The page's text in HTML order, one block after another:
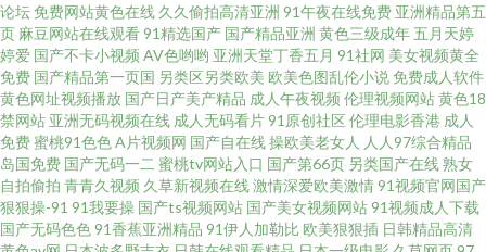
夜夜操 超碰碰人人操 欧美桃色网 91福利在线观看 韩国aa在线播放 东京热AV
综合网 www欧美日 欧美下一篇28P 91破解网官网 九九伊人av 中日韩三级片
国产天天操天天爽 五月天综合网 超碰性爱 欧美性爱一二三区 91青青艹 后入
美女的网站 五月停停影院 国产日日爱 无码专区天天干 大香蕉精品国 青娱乐
论坛 免费网站黄色在线 久久偷拍高清亚洲 91午夜在线免费 亚洲精品第五
页 麻豆网站在线观看91精选国产 国产精品亚洲 黄色三级成年 五月天婷
婷爱 国产不卡小视频 AV色哟哟 亚洲天堂丁香五月 91社网 美女视频黄全
免费 国产精品第一页国 另类区另类欧美 欧美色图乱伦小说 免费成人软件
黄色网址视频播放 国产日产美产精品 成人午夜视频 伦理视频网站黄色18
禁网站 亚洲无码视频在线 成人无码看片91原创社区 伦理电影香港 成人
免费蜜桃91色色A片视频网 国产自在线操欧美老女人 人人97综合精品
岛国免费 国产无码一二 蜜桃tv网站入口 国产第66页 另类国产在线熟女
自拍偷拍 青青久视频 久草新视频在线激情深爱欧美激情91视频官网国产
狠狠操-91 91我要操 国产ts视频网站 国产美女视频网站91视频成人下载
国产无码色色91香蕉亚洲精品 91伊人加勒比 欧美狠狠插 日韩精品高清